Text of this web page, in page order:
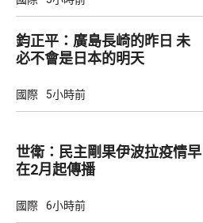
鈞正平：廣島長崎的昨日 未
必不會是日本的明天
國際 5小時前
世衛：民主剛果伊波拉疫情早
在2月起傳播
國際 6小時前